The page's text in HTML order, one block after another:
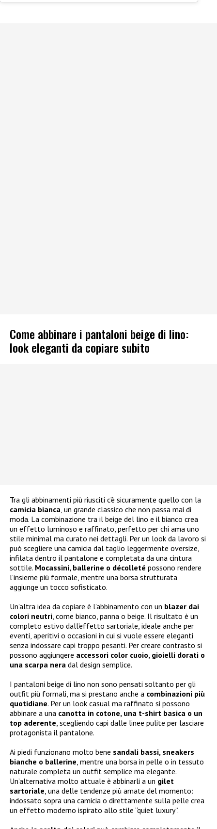
Come abbinare i pantaloni beige di lino:
look eleganti da copiare subito
Tra gli abbinamenti più riusciti c’è sicuramente quello con la
camicia bianca, un grande classico che non passa mai di
moda. La combinazione tra il beige del lino e il bianco crea
un effetto luminoso e raffinato, perfetto per chi ama uno
stile minimal ma curato nei dettagli. Per un look da lavoro si
può scegliere una camicia dal taglio leggermente oversize,
infilata dentro il pantalone e completata da una cintura
sottile. Mocassini, ballerine o décolleté possono rendere
l’insieme più formale, mentre una borsa strutturata
aggiunge un tocco sofisticato.
Un’altra idea da copiare è l’abbinamento con un blazer dai
colori neutri, come bianco, panna o beige. Il risultato è un
completo estivo dall’effetto sartoriale, ideale anche per
eventi, aperitivi o occasioni in cui si vuole essere eleganti
senza indossare capi troppo pesanti. Per creare contrasto si
possono aggiungere accessori color cuoio, gioielli dorati o
una scarpa nera dal design semplice.
I pantaloni beige di lino non sono pensati soltanto per gli
outfit più formali, ma si prestano anche a combinazioni più
quotidiane. Per un look casual ma raffinato si possono
abbinare a una canotta in cotone, una t-shirt basica o un
top aderente, scegliendo capi dalle linee pulite per lasciare
protagonista il pantalone.
Ai piedi funzionano molto bene sandali bassi, sneakers
bianche o ballerine, mentre una borsa in pelle o in tessuto
naturale completa un outfit semplice ma elegante.
Un’alternativa molto attuale è abbinarli a un gilet
sartoriale, una delle tendenze più amate del momento:
indossato sopra una camicia o direttamente sulla pelle crea
un effetto moderno ispirato allo stile “quiet luxury”.